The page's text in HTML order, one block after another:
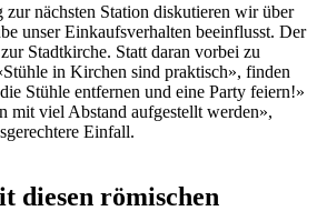
nächsten Station diskutieren wir über
unser Einkaufsverhalten beeinflusst. Der
Stadtkirche. Statt daran vorbei zu
in Kirchen sind praktisch», finden
Stühle entfernen und eine Party feiern!»
mit viel Abstand aufgestellt werden»,
Einfall.
diesen römischen